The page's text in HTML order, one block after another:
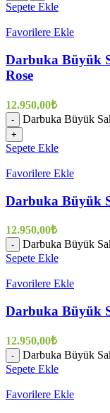
Sepete Ekle
Favorilere Ekle
Darbuka Büyük
Rose
12.950,00₺
- Darbuka Büyük
+
Sepete Ekle
Favorilere Ekle
Darbuka Büyük
12.950,00₺
- Darbuka Büyük
Sepete Ekle
Favorilere Ekle
Darbuka Büyük
12.950,00₺
- Darbuka Büyük
Sepete Ekle
Favorilere Ekle